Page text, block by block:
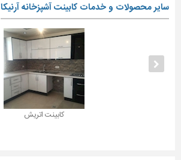
سایر محصولات و خدمات کابینت آشپزخانه آرنیکا
کابینت اتریش